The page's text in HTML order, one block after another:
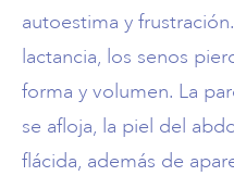
autoestima y
lactancia, los senos
forma y volumen. La
se afloja, la piel del
flácida, además de